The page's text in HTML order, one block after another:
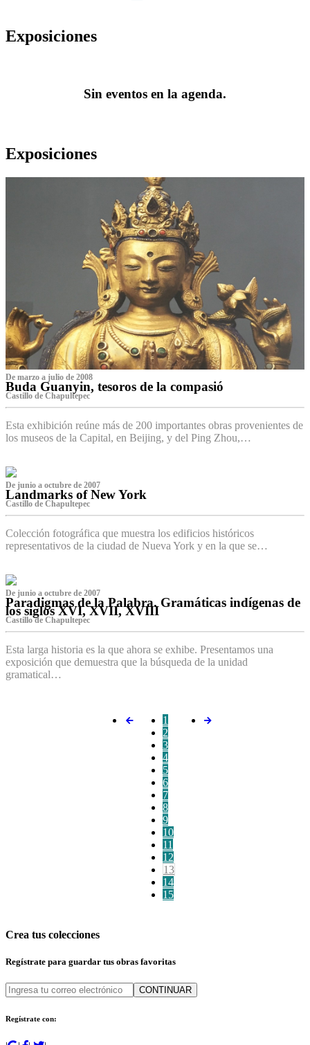
Exposiciones
Sin eventos en la agenda.
Exposiciones
De marzo a julio de 2008
Buda Guanyin, tesoros de la compasió
Castillo de Chapultepec
Esta exhibición reúne más de 200 importantes obras provenientes de
los museos de la Capital, en Beijing, y del Ping Zhou,…
De junio a octubre de 2007
Landmarks of New York
Castillo de Chapultepec
Colección fotográfica que muestra los edificios históricos
representativos de la ciudad de Nueva York y en la que se…
De junio a octubre de 2007
Paradigmas de la Palabra. Gramáticas indígenas de
los siglos XVI, XVII, XVIII
Castillo de Chapultepec
Esta larga historia es la que ahora se exhibe. Presentamos una
exposición que demuestra que la búsqueda de la unidad
gramatical…
1
2
3
4
5
6
7
8
9
10
11
12
13
14
15
Crea tus colecciones
Regístrate para guardar tus obras favoritas
CONTINUAR
Regístrate con: